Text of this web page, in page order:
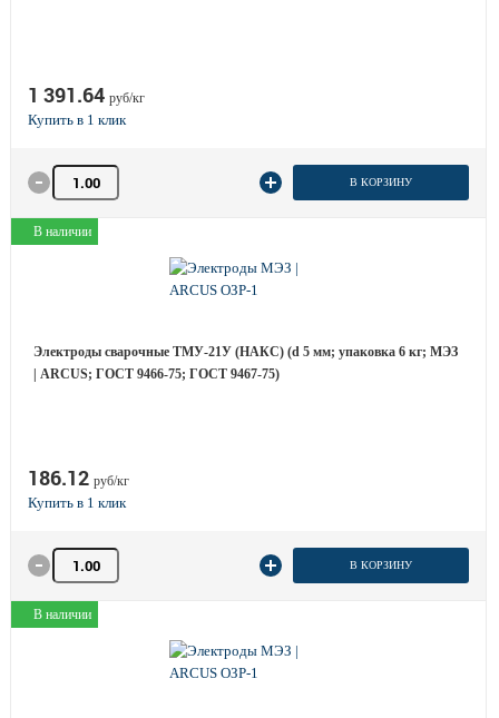
1 391.64 руб/кг
Количество товара В КОРЗИНУ
В наличии
Электроды сварочные ТМУ-21У (НАКС) (d 5 мм; упаковка 6 кг; МЭЗ
| ARCUS; ГОСТ 9466-75; ГОСТ 9467-75)
186.12 руб/кг
Количество товара В КОРЗИНУ
В наличии